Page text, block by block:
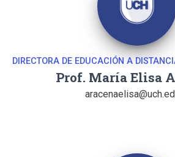
DIRECTORA DE EDUCACIÓN A
Prof. María Elisa